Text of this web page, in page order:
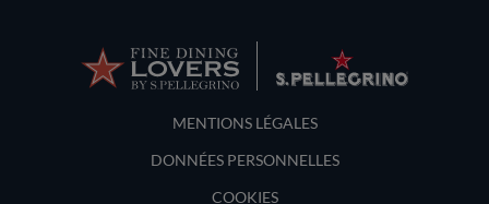
Terms and Conditions
MENTIONS LÉGALES
DONNÉES PERSONNELLES
COOKIES